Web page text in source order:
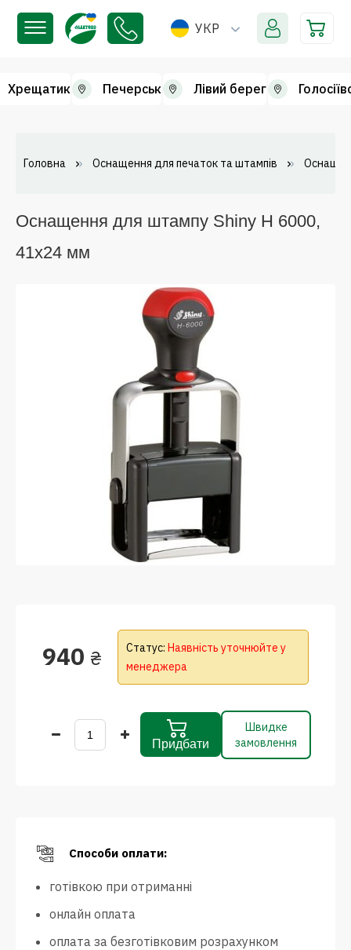
УКР
Хрещатик Печерськ Лівий берег
Головна Оснащення для печаток та штампів
Оснащення для штампу Shiny Н 6000,
41х24 мм
940 ₴ Статус: Наявність уточнюйте у
менеджера
Придбати
Швидке
замовлення
Способи оплати:
готівкою при отриманні
онлайн оплата
оплата за безготівковим розрахунком